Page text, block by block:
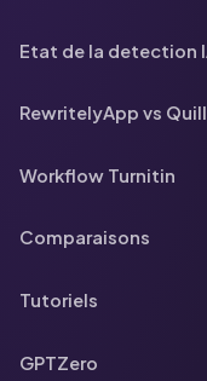
Etat de la detection
RewritelyApp vs
Workflow Turnitin
Comparaisons
Tutoriels
GPTZero